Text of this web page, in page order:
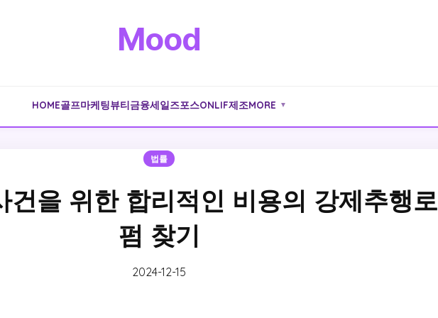
Mood
HOME골프마케팅뷰티금융세일즈포스ONLIF제조MORE ▼
법률
건을 위한 합리적인 비용의 강제추행로
펌 찾기
2024-12-15